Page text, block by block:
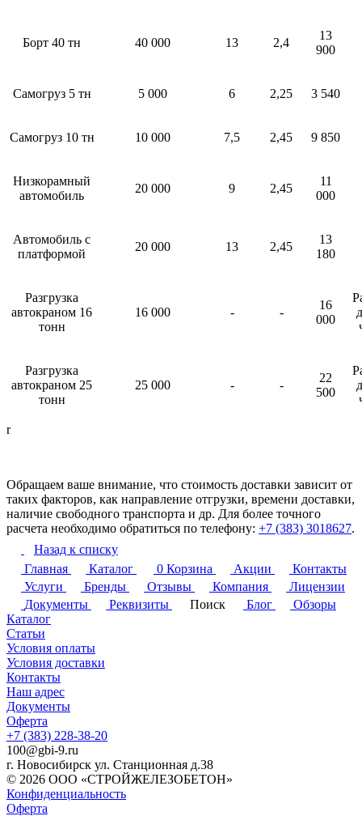
Борт 40 тн 40 000 13 2,4
13
900
Самогруз 5 тн 5 000 6 2,25 3 540
Самогруз 10 тн 10 000 7,5 2,45 9 850
Низкорамный
автомобиль
20 000 9 2,45
11
000
Автомобиль с
платформой
20 000 13 2,45
13
180
Разгрузка
автокраном 16
тонн
16 000 - -
16
000
Разгрузка
автокраном 25
тонн
25 000 - -
22
500
r
Обращаем ваше внимание, что стоимость доставки зависит от
таких факторов, как направление отгрузки, времени доставки,
наличие свободного транспорта и др. Для более точного
расчета необходимо обратиться по телефону: +7 (383) 3018627.
Назад к списку
Главная
Каталог 0 Корзина Акции
Контакты
Услуги
Бренды Отзывы Компания
Лицензии
Документы
Реквизиты Поиск Блог
Обзоры
Каталог
Статьи
Условия оплаты
Условия доставки
Контакты
Наш адрес
Документы
Оферта
+7 (383) 228-38-20
100@gbi-9.ru
г. Новосибирск ул. Станционная д.38
© 2026 ООО «СТРОЙЖЕЛЕЗОБЕТОН»
Конфиденциальность
Оферта